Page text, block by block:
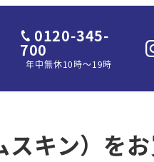
0120-345-
700
年中無休10時～19時
スキン）を